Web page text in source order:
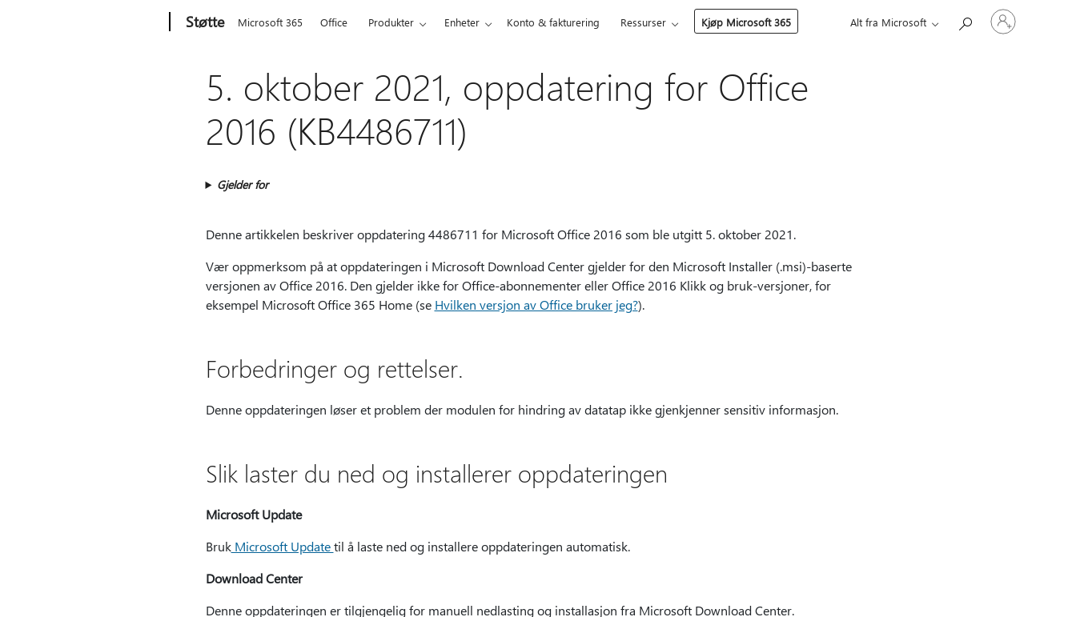
Støtte Microsoft 365 Office Produkter Enheter Konto & fakturering Ressurser Kjøp Microsoft 365 Alt fra Microsoft
Logg
på
kontoen
5. oktober 2021, oppdatering for Office
2016 (KB4486711)
Gjelder for
Denne artikkelen beskriver oppdatering 4486711 for Microsoft Office 2016 som ble utgitt 5. oktober 2021.
Vær oppmerksom på at oppdateringen i Microsoft Download Center gjelder for den Microsoft Installer (.msi)-baserte
versjonen av Office 2016. Den gjelder ikke for Office-abonnementer eller Office 2016 Klikk og bruk-versjoner, for
eksempel Microsoft Office 365 Home (se Hvilken versjon av Office bruker jeg?).
Forbedringer og rettelser.
Denne oppdateringen løser et problem der modulen for hindring av datatap ikke gjenkjenner sensitiv informasjon.
Slik laster du ned og installerer oppdateringen
Microsoft Update
BrukMicrosoft Updatetil å laste ned og installere oppdateringen automatisk.
Download Center
Denne oppdateringen er tilgjengelig for manuell nedlasting og installasjon fra Microsoft Download Center.